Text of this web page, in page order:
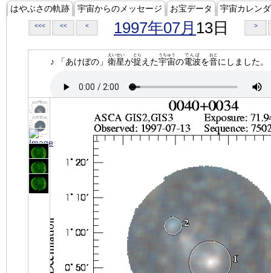
はやぶさの軌跡 宇宙からのメッセージ お宝データ 宇宙カレン
<<< << < 1997年07月 13日 >
♪ 「あけぼの」 衛星
えいせい
が捉
とら
えた宇宙
うちゅう
の電波
でんぱ
を音
おと
にしました。